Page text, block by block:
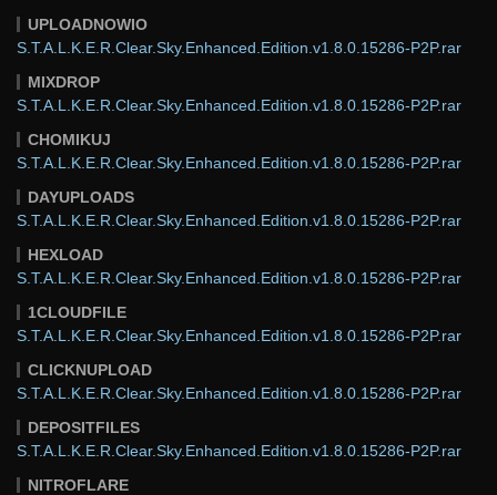
UPLOADNOWIO
S.T.A.L.K.E.R.Clear.Sky.Enhanced.Edition.v1.8.0.15286-P2P.rar
MIXDROP
S.T.A.L.K.E.R.Clear.Sky.Enhanced.Edition.v1.8.0.15286-P2P.rar
CHOMIKUJ
S.T.A.L.K.E.R.Clear.Sky.Enhanced.Edition.v1.8.0.15286-P2P.rar
DAYUPLOADS
S.T.A.L.K.E.R.Clear.Sky.Enhanced.Edition.v1.8.0.15286-P2P.rar
HEXLOAD
S.T.A.L.K.E.R.Clear.Sky.Enhanced.Edition.v1.8.0.15286-P2P.rar
1CLOUDFILE
S.T.A.L.K.E.R.Clear.Sky.Enhanced.Edition.v1.8.0.15286-P2P.rar
CLICKNUPLOAD
S.T.A.L.K.E.R.Clear.Sky.Enhanced.Edition.v1.8.0.15286-P2P.rar
DEPOSITFILES
S.T.A.L.K.E.R.Clear.Sky.Enhanced.Edition.v1.8.0.15286-P2P.rar
NITROFLARE